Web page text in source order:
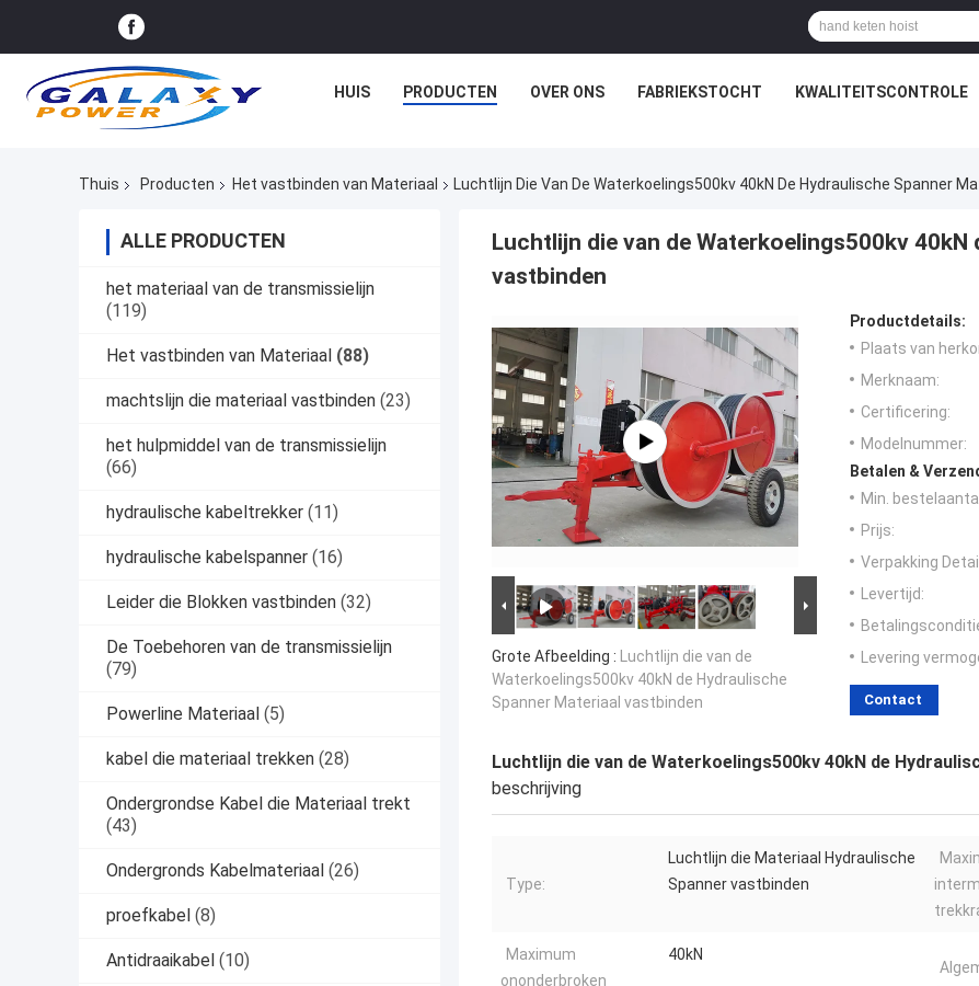
HUIS PRODUCTEN OVER ONS FABRIEKSTOCHT KWALITEITSCONTROLE
Thuis Producten Het vastbinden van Materiaal Luchtlijn Die Van De Waterkoelings500kv 40kN De Hydraulische Spanner
ALLE PRODUCTEN
het materiaal van de transmissielijn
(119)
Het vastbinden van Materiaal (88)
machtslijn die materiaal vastbinden (23)
het hulpmiddel van de transmissielijn
(66)
hydraulische kabeltrekker (11)
hydraulische kabelspanner (16)
Leider die Blokken vastbinden (32)
De Toebehoren van de transmissielijn
(79)
Powerline Materiaal (5)
kabel die materiaal trekken (28)
Ondergrondse Kabel die Materiaal trekt
(43)
Ondergronds Kabelmateriaal (26)
proefkabel (8)
Antidraaikabel (10)
Luchtlijn die van de Waterkoelings500kv 40kN
vastbinden
Grote Afbeelding : Luchtlijn die van de
Waterkoelings500kv 40kN de Hydraulische
Spanner Materiaal vastbinden
Productdetails:
Plaats van
Merknaam:
Certificering:
Modelnummer:
Betalen &
Min.
Prijs:
Verpakking
Levertijd:
Levering
Contact
Luchtlijn die van de Waterkoelings500kv 40kN de
beschrijving
Type:
Luchtlijn die Materiaal Hydraulische
Spanner vastbinden
Maximum
ononderbroken
40kN